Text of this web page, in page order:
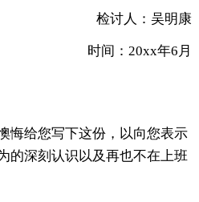
检讨人：吴明康
时间：20xx年6月
悔给您写下这份，以向您表示
的深刻认识以及再也不在上班